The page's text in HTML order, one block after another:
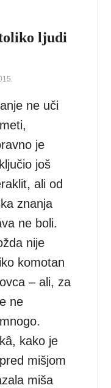
ljudi
ne uči
je
još
ali od
znanja
ne boli.
nije
komotan
– ali, za
ne
kako je
mišjom
miša